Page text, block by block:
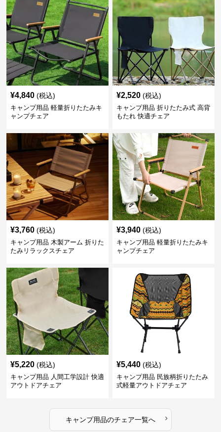
¥4,840 (税込)
キャンプ用品 軽量折りたたみキ
ャンプチェア
¥2,520 (税込)
キャンプ用品 折りたたみ式 高背
もたれ 快適チェア
¥3,760 (税込)
キャンプ用品 木製アーム 折りた
たみリラックスチェア
¥3,940 (税込)
キャンプ用品 軽量折りたたみキ
ャンプチェア
¥5,220 (税込)
キャンプ用品 人間工学設計 快適
アウトドアチェア
¥5,440 (税込)
キャンプ用品 民族柄折りたたみ
式軽量アウトドアチェア
キャンプ用品のチェア一覧へ ›